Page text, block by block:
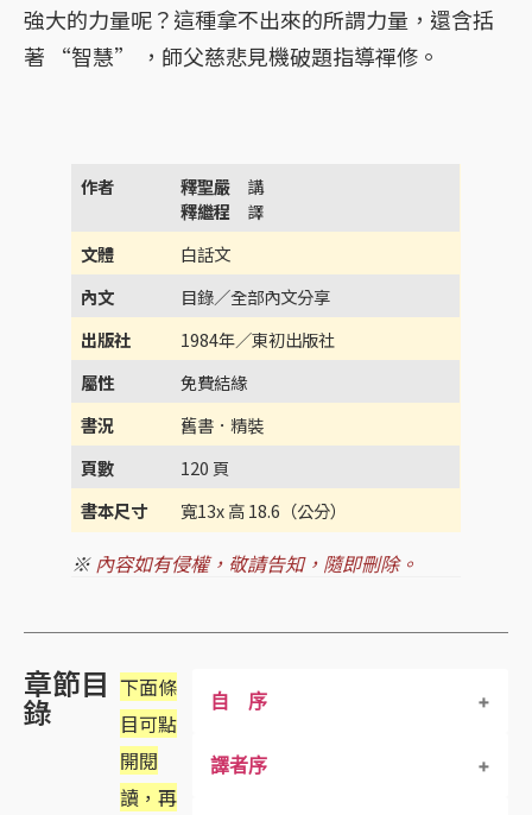
強大的力量呢？這種拿不出來的所謂力量，還含括
著 “智慧” ，師父慈悲見機破題指導禪修。
作者 釋聖嚴 講
釋繼程 譯
文體 白話文
內文 目錄／全部內文分享
出版社 1984年／東初出版社
屬性 免費結緣
書況 舊書．精裝
頁數 120 頁
書本尺寸寬13x 高 18.6（公分）
※ 內容如有侵權，敬請告知，隨即刪除。
章節目
錄
下面條
目可點
開閱
讀，再
自 序
譯者序